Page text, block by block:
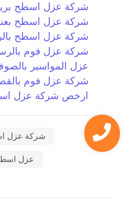
شركة عزل اسطح
شركة عزل اسطح
شركة عزل اسطح
شركة عزل فوم
عزل المواسير
شركة عزل فوم
ارخص شركة عزل
شركة عزل
عزل